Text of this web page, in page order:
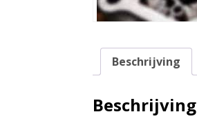
Beschrijving
Beschrijving